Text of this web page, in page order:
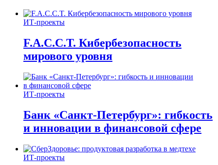
ИТ-проекты
F.A.C.C.T. Кибербезопасность
мирового уровня
ИТ-проекты
Банк «Санкт-Петербург»: гибкость
и инновации в финансовой сфере
ИТ-проекты